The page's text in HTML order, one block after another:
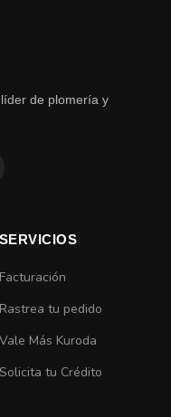
de plomería y
SERVICIOS
Facturación
Rastrea tu pedido
Vale Más Kuroda
Solicita tu Crédito